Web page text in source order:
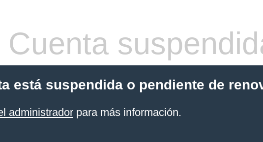
Cuenta
está suspendida o pendiente de
administradorpara más información.